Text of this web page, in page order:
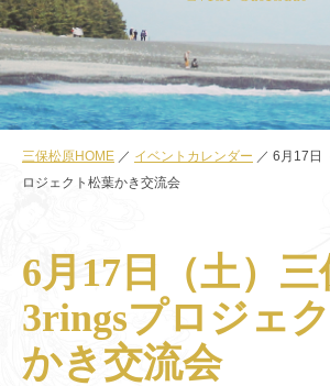
三保松原HOME イベントカレンダー
6月17日
ロジェクト松葉かき交流会
6月17日（土）
3ringsプロジェ
かき交流会